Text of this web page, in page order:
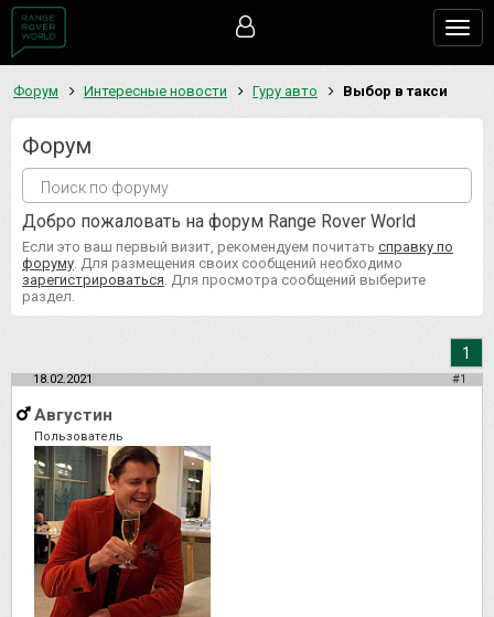
Форум Интересные новости Гуру авто Выбор в такси
Форум
Добро пожаловать на форум Range Rover World
Если это ваш первый визит, рекомендуем почитать справку по
форуму . Для размещения своих сообщений необходимо
зарегистрироваться . Для просмотра сообщений выберите
раздел.
1
18.02.2021 #1
Августин
Пользователь